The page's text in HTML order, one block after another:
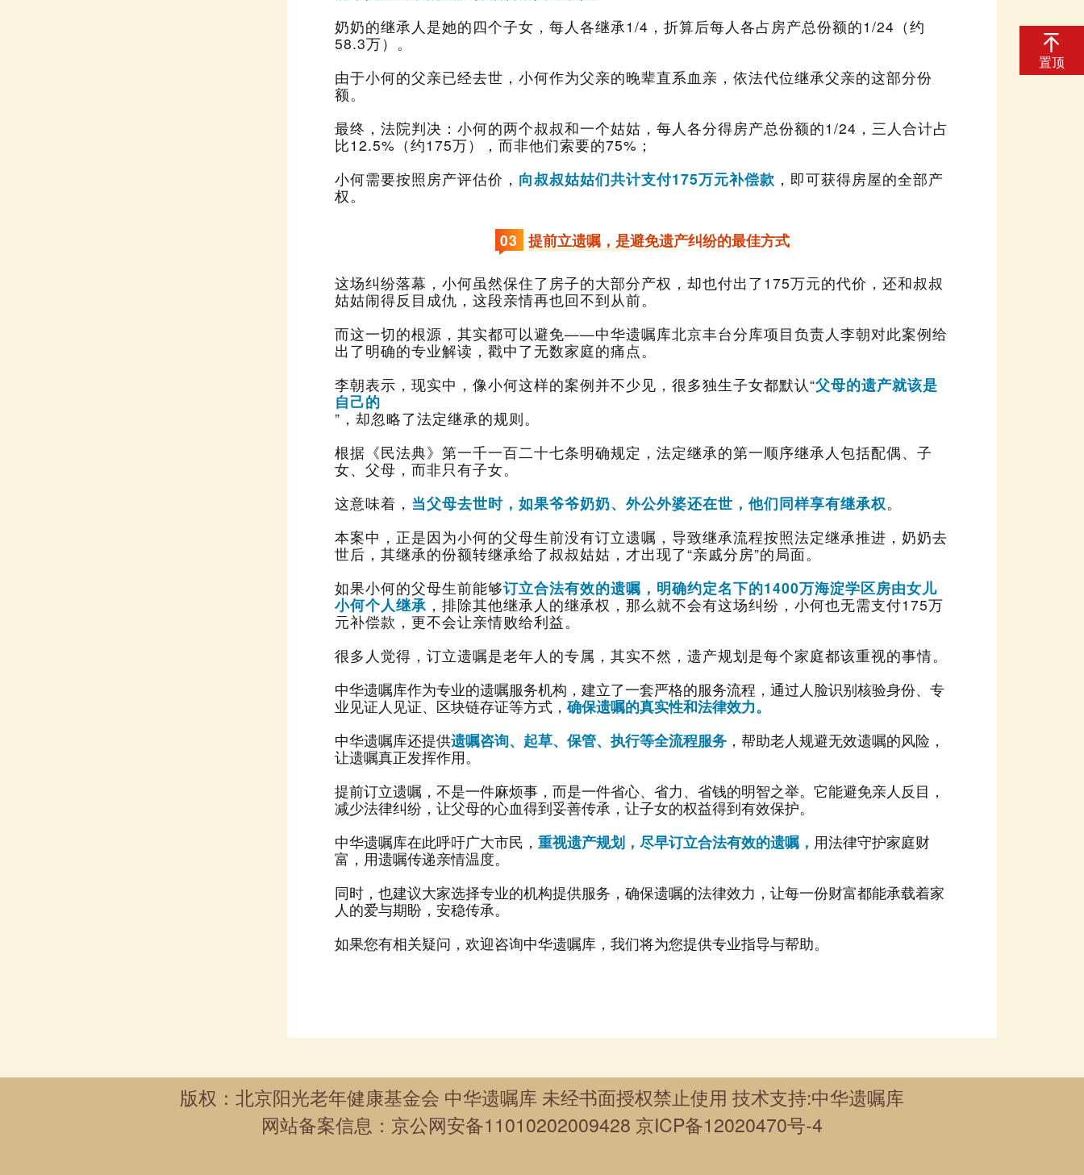
58.3万）。
额。
比12.5%（约175万），而非他们索要的75%；
小何需要按照房产评估价， 向叔叔姑姑们共计支付175万元补偿款
权。
03 提前立遗嘱，是避免遗产纠纷的最佳方式
姑姑闹得反目成仇，这段亲情再也回不到从前。
出了明确的专业解读，戳中了无数家庭的痛点。
李朝表示，现实中，像小何这样的案例并不少见，很多独生子女都默认“
自己的
”，却忽略了法定继承的规则。
女、父母，而非只有子女。
这意味着， 当父母去世时，如果爷爷奶奶、外公外婆还在世，他们同样享有继承权。
世后，其继承的份额转继承给了叔叔姑姑，才出现了“亲戚分房”的局面。
如果小何的父母生前能够
小何个人继承
元补偿款，更不会让亲情败给利益。
很多人觉得，订立遗嘱是老年人的专属，其实不然，遗产规划是每个家庭都该重视的事情。
业见证人见证、区块链存证等方式，确保遗嘱的真实性和法律效力。
中华遗嘱库还提供遗嘱咨询、起草、保管、执行等全流程服务
让遗嘱真正发挥作用。
减少法律纠纷，让父母的心血得到妥善传承，让子女的权益得到有效保护。
中华遗嘱库在此呼吁广大市民， 重视遗产规划，尽早订立合法有效的遗嘱，
富，用遗嘱传递亲情温度。
人的爱与期盼，安稳传承。
如果您有相关疑问，欢迎咨询中华遗嘱库，我们将为您提供专业指导与帮助。
置顶
版权：北京阳光老年健康基金会 中华遗嘱库 未经书面授权禁止使用 技术支持:中华遗嘱库
网站备案信息： 京公网安备11010202009428 京ICP备12020470号-4